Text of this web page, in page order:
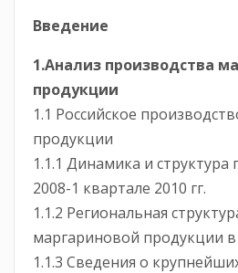
Введение
1.Анализ производства
продукции
1.1 Российское
продукции
1.1.1 Динамика и структура
2008-1 квартале 2010 гг.
1.1.2 Региональная
маргариновой продукции в
1.1.3 Сведения о